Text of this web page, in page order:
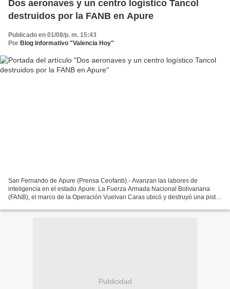
Dos aeronaves y un centro logístico Tancol
destruidos por la FANB en Apure
Publicado en 01/08/p. m. 15:43
Por Blog Informativo "Valencia Hoy"
San Fernando de Apure (Prensa Ceofanb).- Avanzan las labores de
inteligencia en el estado Apure. La Fuerza Armada Nacional Bolivariana
(FANB), el marco de la Operación Vuelvan Caras ubicó y destruyó una pista
Publicidad